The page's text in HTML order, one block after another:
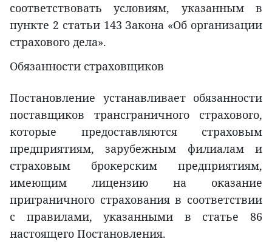
соответствовать условиям, указанным в
пункте 2 статьи 143 Закона «Об организации
страхового дела».
Обязанности страховщиков
Постановление устанавливает обязанности
поставщиков трансграничного страхового,
которые предоставляются страховым
предприятиям, зарубежным филиалам и
страховым брокерским предприятиям,
имеющим лицензию на оказание
приграничного страхования в соответствии
с правилами, указанными в статье 86
настоящего Постановления.